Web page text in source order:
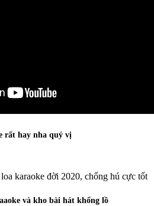
rất hay nha quý vị
và kho bài hát khổng lồ